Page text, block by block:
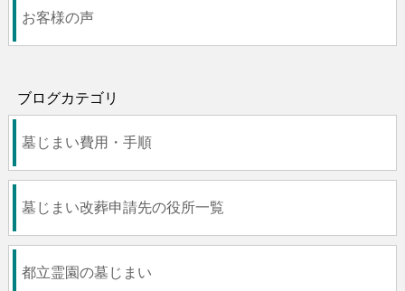
お客様の声
ブログカテゴリ
墓じまい費用・手順
墓じまい改葬申請先の役所一覧
都立霊園の墓じまい